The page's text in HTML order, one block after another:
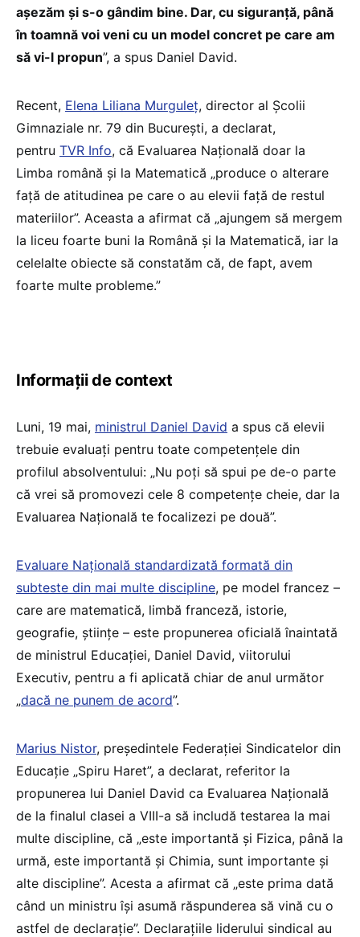
așezăm și s-o gândim bine. Dar, cu siguranță, până
în toamnă voi veni cu un model concret pe care am
să vi-l propun”, a spus Daniel David.
Recent, Elena Liliana Murguleț, director al Școlii
Gimnaziale nr. 79 din București, a declarat,
pentru TVR Info, că Evaluarea Națională doar la
Limba română și la Matematică „produce o alterare
față de atitudinea pe care o au elevii față de restul
materiilor”. Aceasta a afirmat că „ajungem să mergem
la liceu foarte buni la Română și la Matematică, iar la
celelalte obiecte să constatăm că, de fapt, avem
foarte multe probleme.”
Informații de context
Luni, 19 mai, ministrul Daniel David a spus că elevii
trebuie evaluați pentru toate competențele din
profilul absolventului: „Nu poți să spui pe de-o parte
că vrei să promovezi cele 8 competențe cheie, dar la
Evaluarea Națională te focalizezi pe două”.
Evaluare Națională standardizată formată din
subteste din mai multe discipline, pe model francez –
care are matematică, limbă franceză, istorie,
geografie, științe – este propunerea oficială înaintată
de ministrul Educației, Daniel David, viitorului
Executiv, pentru a fi aplicată chiar de anul următor
„dacă ne punem de acord”.
Marius Nistor, președintele Federației Sindicatelor din
Educație „Spiru Haret”, a declarat, referitor la
propunerea lui Daniel David ca Evaluarea Națională
de la finalul clasei a VIII-a să includă testarea la mai
multe discipline, că „este importantă şi Fizica, până la
urmă, este importantă şi Chimia, sunt importante şi
alte discipline”. Acesta a afirmat că „este prima dată
când un ministru îşi asumă răspunderea să vină cu o
astfel de declaraţie”. Declarațiile liderului sindical au